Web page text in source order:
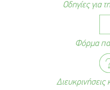
Οδηγίες για
Φόρμα
Διευκρινήσεις